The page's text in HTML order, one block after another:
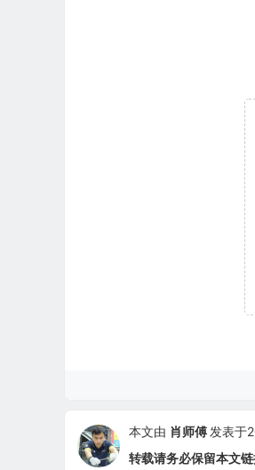
本文由 肖师傅 发表于
转载请务必保留本文链